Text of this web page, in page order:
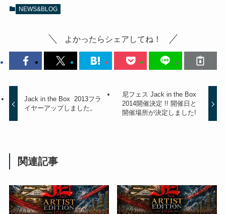
NEWS&BLOG
よかったらシェアしてね！
Jack in the Box 2013フラ
イヤーアップしました。
尼フェス Jack in the Box
2014開催決定 !! 開催日と
開催場所が決定しました!
関連記事